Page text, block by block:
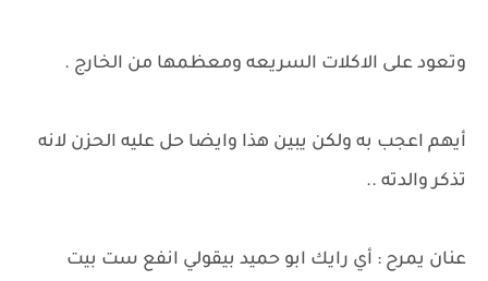
وتعود على الاكلات السريعه ومعظمها من الخارج .
أيهم اعجب به ولكن يبين هذا وايضا حل عليه الحزن لانه
تذكر والدته ..
عنان يمرح : أي رايك ابو حميد بيقولي انفع ست بيت